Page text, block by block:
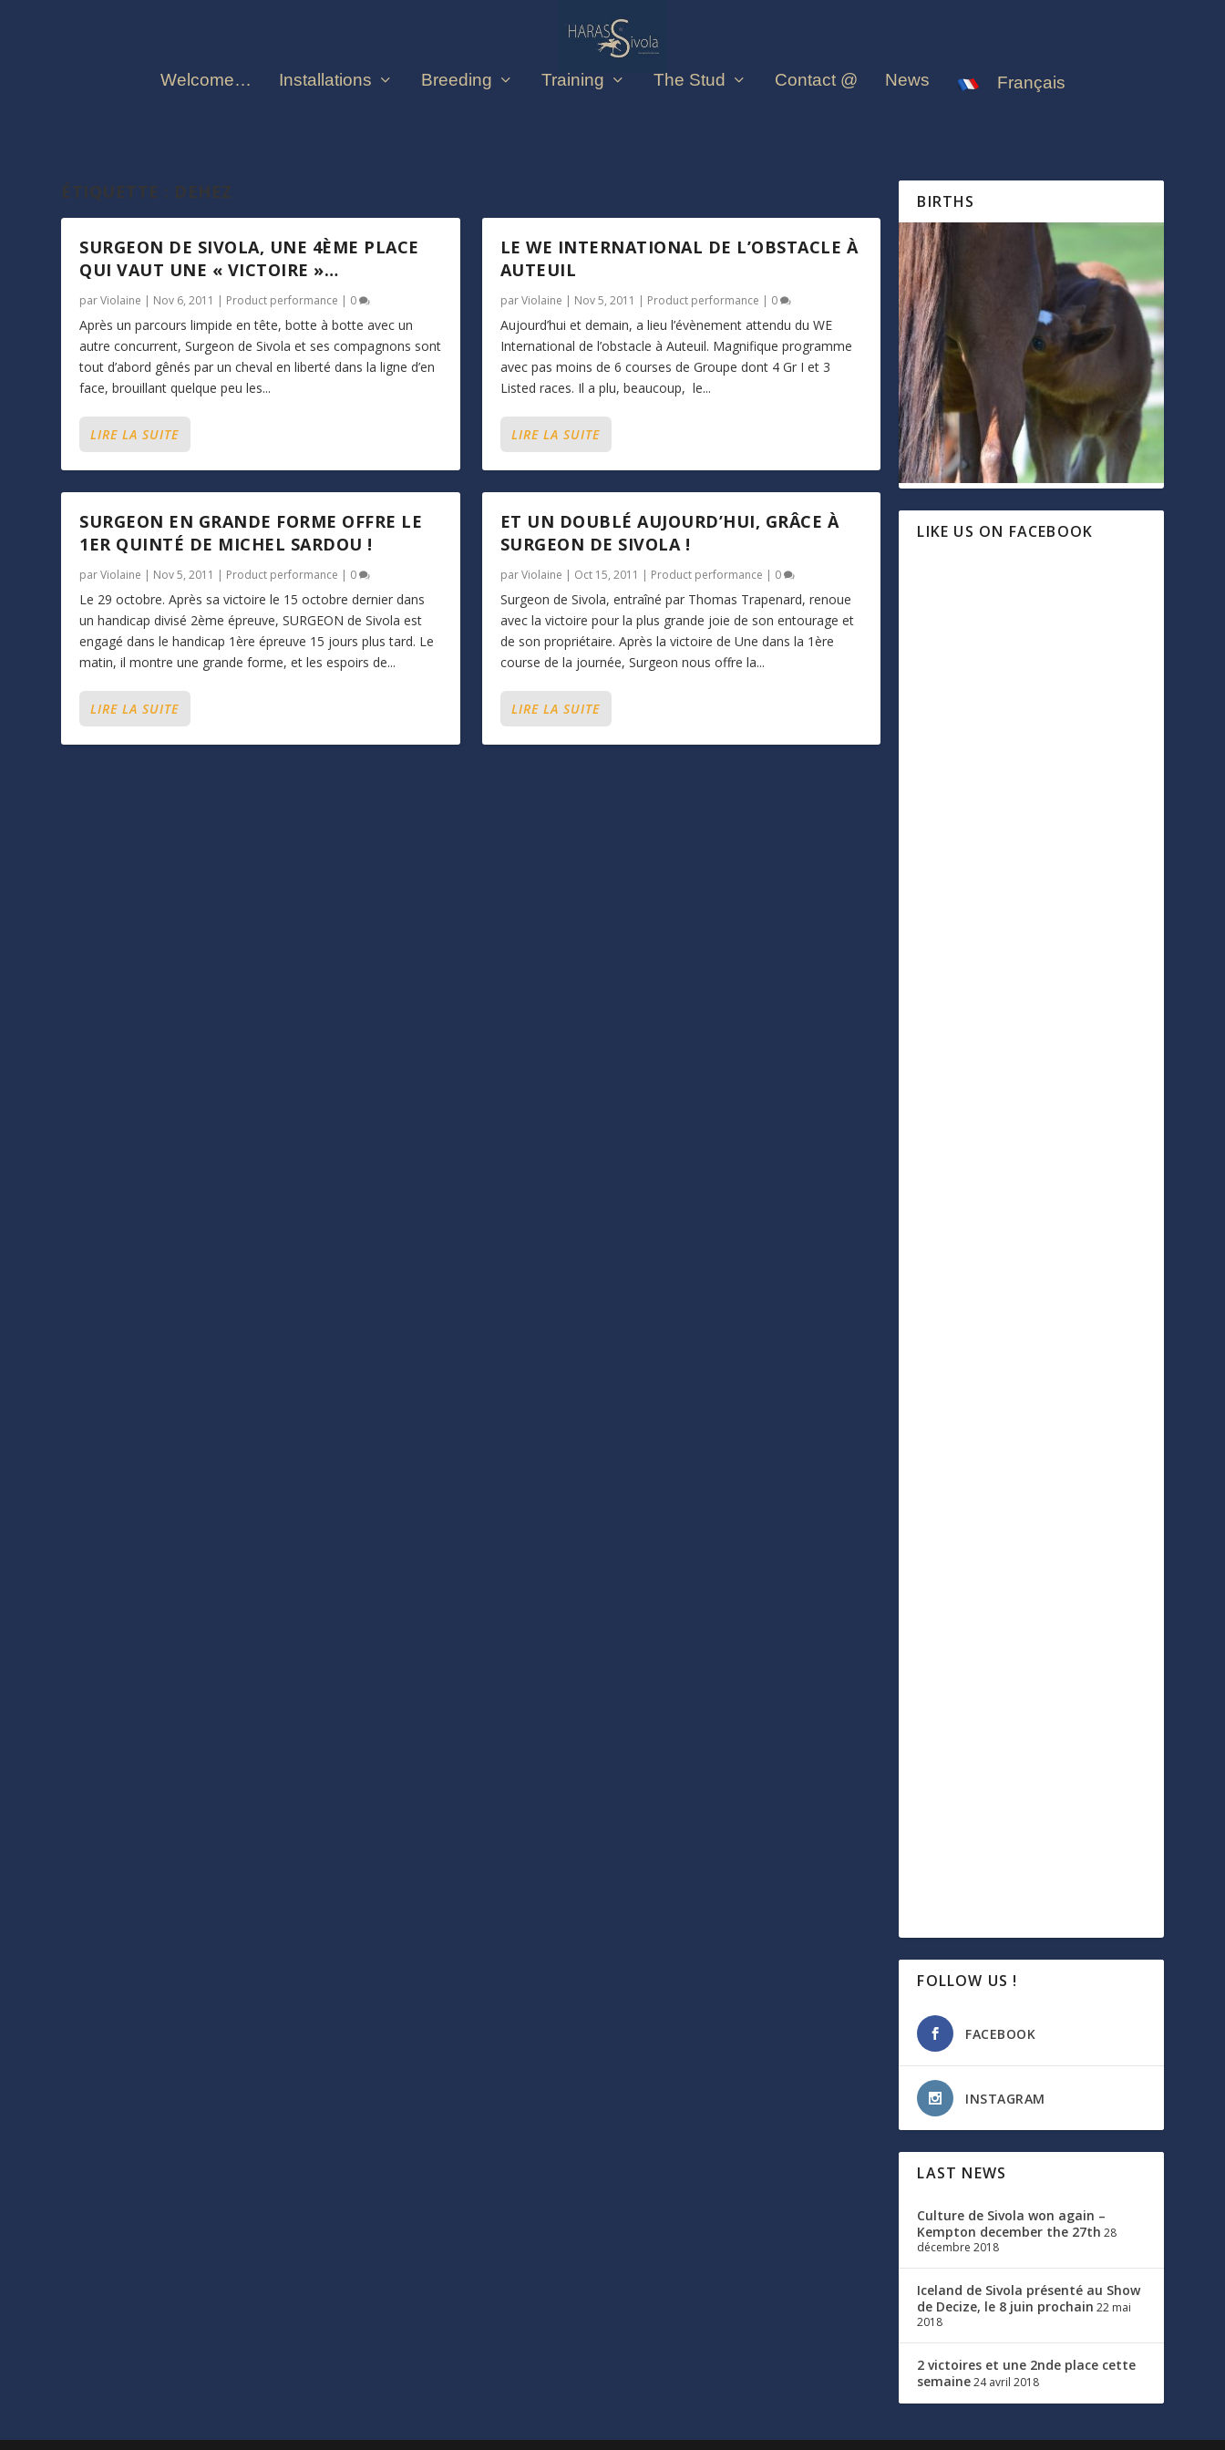
Welcome… Installations Breeding Training The Stud Contact @ News Français
ÉTIQUETTE : DEHEZ
SURGEON DE SIVOLA, UNE 4ÈME PLACE
QUI VAUT UNE « VICTOIRE »…
parViolaine | Nov 6, 2011 | Product performance | 0
Après un parcours limpide en tête, botte à botte avec un
autre concurrent, Surgeon de Sivola et ses compagnons sont
tout d’abord gênés par un cheval en liberté dans la ligne d’en
face, brouillant quelque peu les...
LIRE LA SUITE
SURGEON EN GRANDE FORME OFFRE LE
1ER QUINTÉ DE MICHEL SARDOU !
parViolaine | Nov 5, 2011 | Product performance | 0
Le 29 octobre. Après sa victoire le 15 octobre dernier dans
un handicap divisé 2ème épreuve, SURGEON de Sivola est
engagé dans le handicap 1ère épreuve 15 jours plus tard. Le
matin, il montre une grande forme, et les espoirs de...
LIRE LA SUITE
LE WE INTERNATIONAL DE L’OBSTACLE À
AUTEUIL
parViolaine | Nov 5, 2011 | Product performance | 0
Aujourd’hui et demain, a lieu l’évènement attendu du WE
International de l’obstacle à Auteuil. Magnifique programme
avec pas moins de 6 courses de Groupe dont 4 Gr I et 3
Listed races. Il a plu, beaucoup, le...
LIRE LA SUITE
ET UN DOUBLÉ AUJOURD’HUI, GRÂCE À
SURGEON DE SIVOLA !
parViolaine | Oct 15, 2011 | Product performance | 0
Surgeon de Sivola, entraîné par Thomas Trapenard, renoue
avec la victoire pour la plus grande joie de son entourage et
de son propriétaire. Après la victoire de Une dans la 1ère
course de la journée, Surgeon nous offre la...
LIRE LA SUITE
BIRTHS
LIKE US ON FACEBOOK
FOLLOW US !
FACEBOOK
INSTAGRAM
LAST NEWS
Culture de Sivola won again –
Kempton december the 27th 28
décembre 2018
Iceland de Sivola présenté au Show
de Decize, le 8 juin prochain 22 mai
2018
2 victoires et une 2nde place cette
semaine24 avril 2018